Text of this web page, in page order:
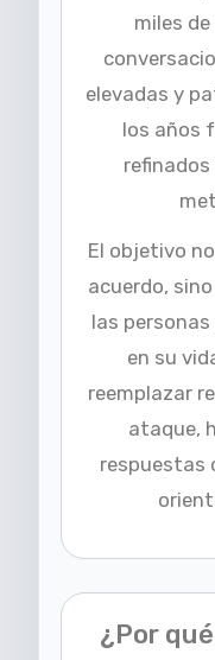
miles
elevadas y
los años
El objetivo
acuerdo,
las
en su
reemplazar
ataque,
respuestas
¿Por